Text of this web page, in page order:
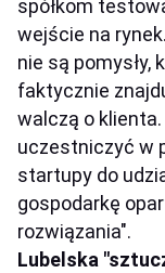
spółkom
wejście na
nie są pomysły,
faktycznie
walczą o
uczestniczyć w
startupy do
gospodarkę
rozwiązania".
Lubelska